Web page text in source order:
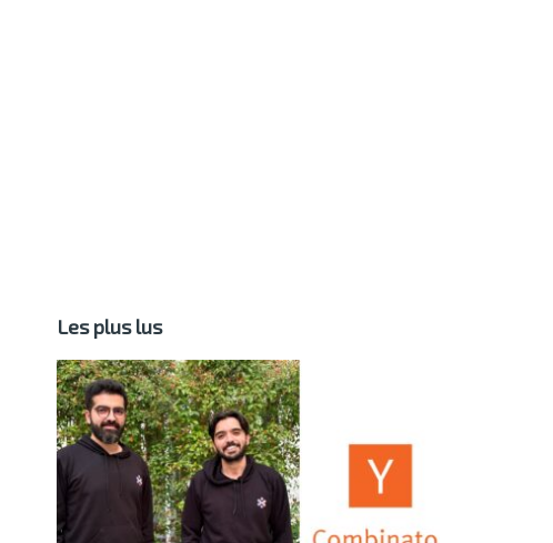
Les plus lus